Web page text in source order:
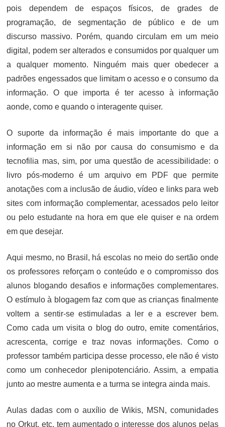
pois dependem de espaços físicos, de grades de
programação, de segmentação de público e de um
discurso massivo. Porém, quando circulam em um meio
digital, podem ser alterados e consumidos por qualquer um
a qualquer momento. Ninguém mais quer obedecer a
padrões engessados que limitam o acesso e o consumo da
informação. O que importa é ter acesso à informação
aonde, como e quando o interagente quiser.
O suporte da informação é mais importante do que a
informação em si não por causa do consumismo e da
tecnofilia mas, sim, por uma questão de acessibilidade: o
livro pós-moderno é um arquivo em PDF que permite
anotações com a inclusão de áudio, vídeo e links para web
sites com informação complementar, acessados pelo leitor
ou pelo estudante na hora em que ele quiser e na ordem
em que desejar.
Aqui mesmo, no Brasil, há escolas no meio do sertão onde
os professores reforçam o conteúdo e o compromisso dos
alunos blogando desafios e informações complementares.
O estímulo à blogagem faz com que as crianças finalmente
voltem a sentir-se estimuladas a ler e a escrever bem.
Como cada um visita o blog do outro, emite comentários,
acrescenta, corrige e traz novas informações. Como o
professor também participa desse processo, ele não é visto
como um conhecedor plenipotenciário. Assim, a empatia
junto ao mestre aumenta e a turma se integra ainda mais.
Aulas dadas com o auxílio de Wikis, MSN, comunidades
no Orkut, etc. tem aumentado o interesse dos alunos pelas